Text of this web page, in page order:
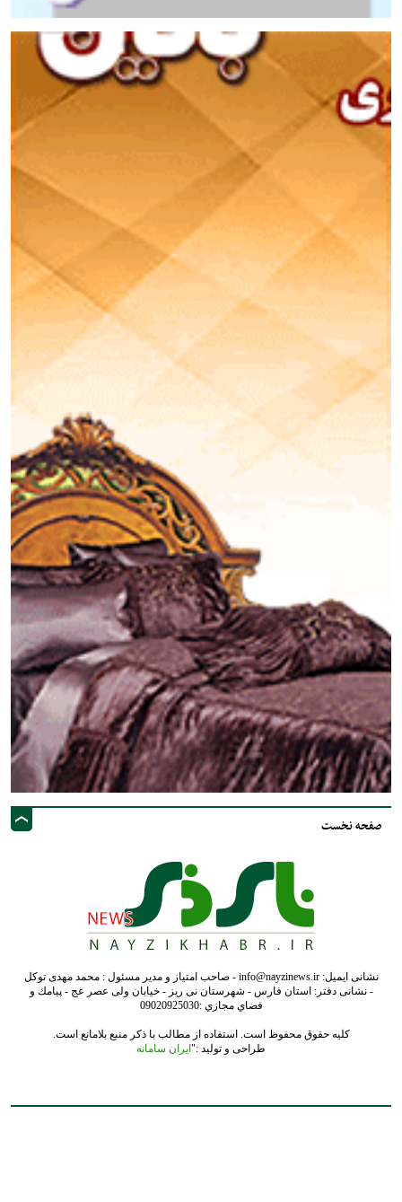
صفحه نخست
نشانی ایمیل: info@nayzinews.ir - صاحب امتیاز و مدیر مسئول : محمد مهدی توکل
- نشانی دفتر: استان فارس - شهرستان نی ریز - خیابان ولی عصر عج - پيامك و
فضاي مجازي :09020925030
کلیه حقوق محفوظ است. استفاده از مطالب با ذکر منبع بلامانع است.
طراحی و تولید :" ایران سامانه